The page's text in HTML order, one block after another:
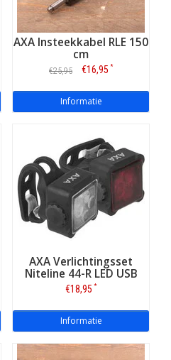
AXA Insteekkabel RLE 150
cm
€25,95 €16,95 *
Informatie
AXA Verlichtingsset
Niteline 44-R LED USB
€18,95 *
Informatie